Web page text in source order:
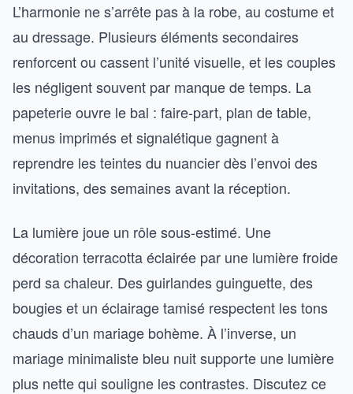
L’harmonie ne s’arrête pas à la robe, au costume et
au dressage. Plusieurs éléments secondaires
renforcent ou cassent l’unité visuelle, et les couples
les négligent souvent par manque de temps. La
papeterie ouvre le bal : faire-part, plan de table,
menus imprimés et signalétique gagnent à
reprendre les teintes du nuancier dès l’envoi des
invitations, des semaines avant la réception.
La lumière joue un rôle sous-estimé. Une
décoration terracotta éclairée par une lumière froide
perd sa chaleur. Des guirlandes guinguette, des
bougies et un éclairage tamisé respectent les tons
chauds d’un mariage bohème. À l’inverse, un
mariage minimaliste bleu nuit supporte une lumière
plus nette qui souligne les contrastes. Discutez ce